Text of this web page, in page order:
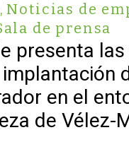
, Noticias de
de prensa
presenta
en el
de Vélez-